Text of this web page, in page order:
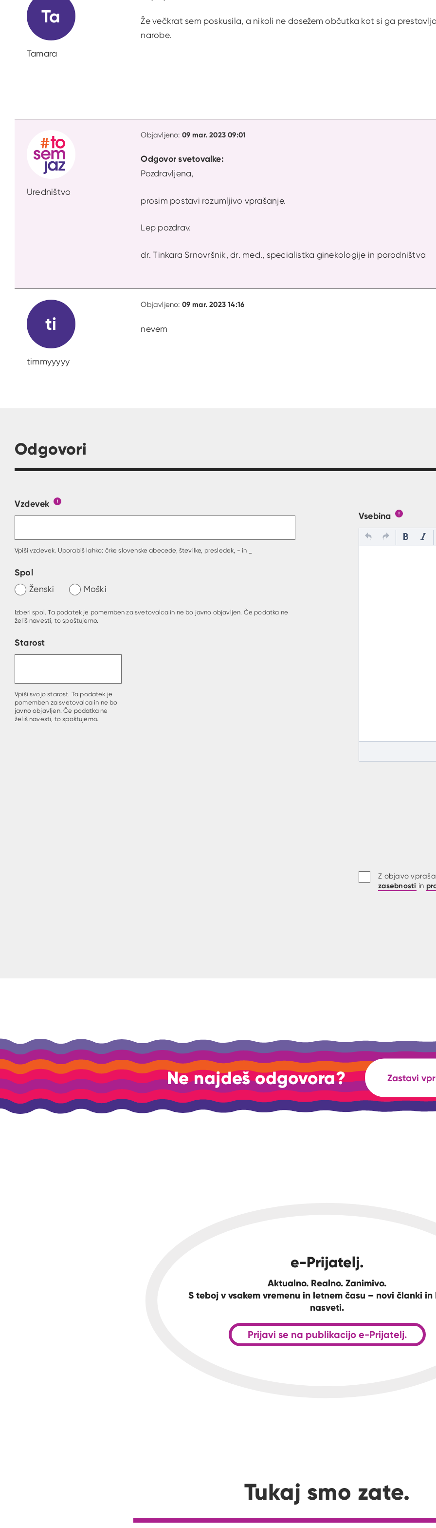
Ta
Tamara
Že večkrat sem poskusila, a nikoli ne dosežem občutka kot si ga
narobe.
Uredništvo
Objavljeno: 09 mar. 2023 09:01
Odgovor svetovalke:
Pozdravljena,
prosim postavi razumljivo vprašanje.
Lep pozdrav.
dr. Tinkara Srnovršnik, dr. med., specialistka ginekologije in porodništva
ti
timmyyyyy
Objavljeno: 09 mar. 2023 14:16
nevem
Odgovori
Obrazec, kjer lahko zastaviš vprašanje
Vzdevek
Vpiši vzdevek. Uporabiš lahko: črke slovenske abecede, številke, presledek, - in _
Spol
Ženski Moški
Izberi spol. Ta podatek je pomemben za svetovalca in ne bo javno objavljen. Če podatka ne
želiš navesti, to spoštujemo.
Starost
Vpiši svojo starost. Ta podatek je
pomemben za svetovalca in ne bo
javno objavljen. Če podatka ne
želiš navesti, to spoštujemo.
Vsebina
Z objavo
zasebnosti in
Ne najdeš odgovora? Zastavi
e-Prijatelj.
Aktualno. Realno. Zanimivo.
S teboj v vsakem vremenu in letnem času – novi članki in
nasveti.
Prijavi se na publikacijo e-Prijatelj.
Tukaj smo zate.